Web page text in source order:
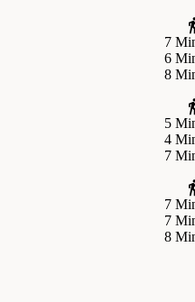
7
6
8
5
4
7
7
7
8